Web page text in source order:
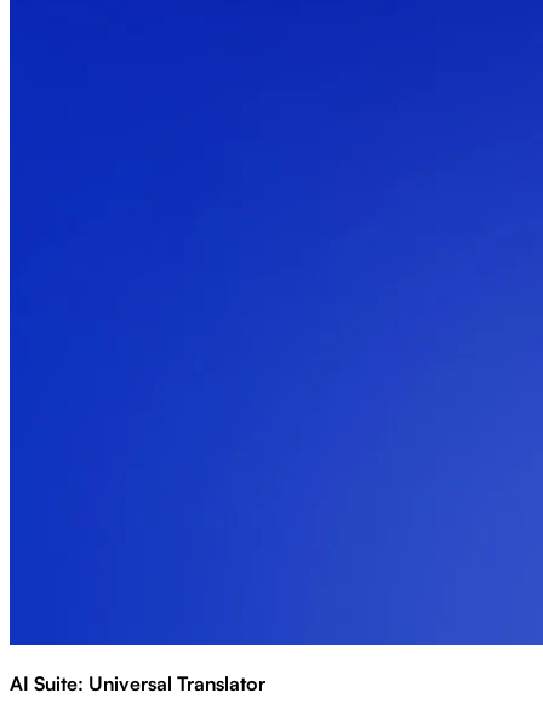
AI Suite: Universal Translator